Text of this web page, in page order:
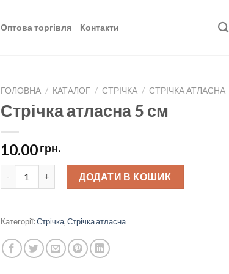
Оптова торгівля Контакти
ГОЛОВНА / КАТАЛОГ / СТРІЧКА / СТРІЧКА АТЛАСНА
Стрічка атласна 5 см
10.00грн.
Стрічка атласна 5 см quantity
ДОДАТИ В КОШИК
Категорії:Стрічка,Стрічка атласна